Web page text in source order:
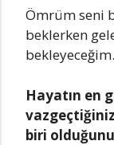
Ömrüm seni
beklerken
bekleyeceğim.
Hayatın en
biri